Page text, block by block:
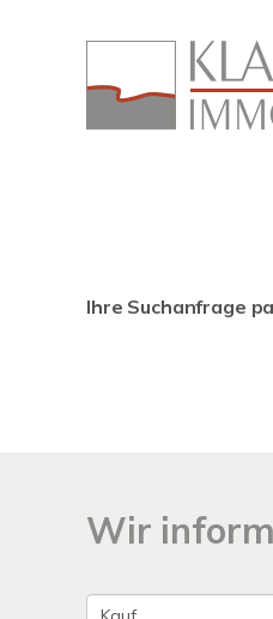
Ihre Suchanfrage
Wir